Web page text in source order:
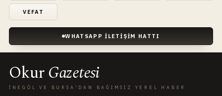
VEFAT
WHATSAPP İLETIŞIM HATTI
OkurGazetesi
İNEGÖL VE BURSA'DAN BAĞIMSIZ YEREL HABER